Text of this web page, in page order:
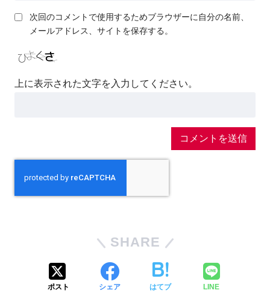
次回のコメントで使用するためブラウザーに自分の名前、
メールアドレス、サイトを保存する。
上に表示された文字を入力してください。
SHARE
ポスト シェア はてブ LINE